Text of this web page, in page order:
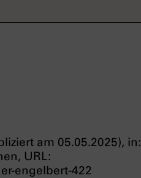
am 05.05.2025), in:
URL:
engelbert-422